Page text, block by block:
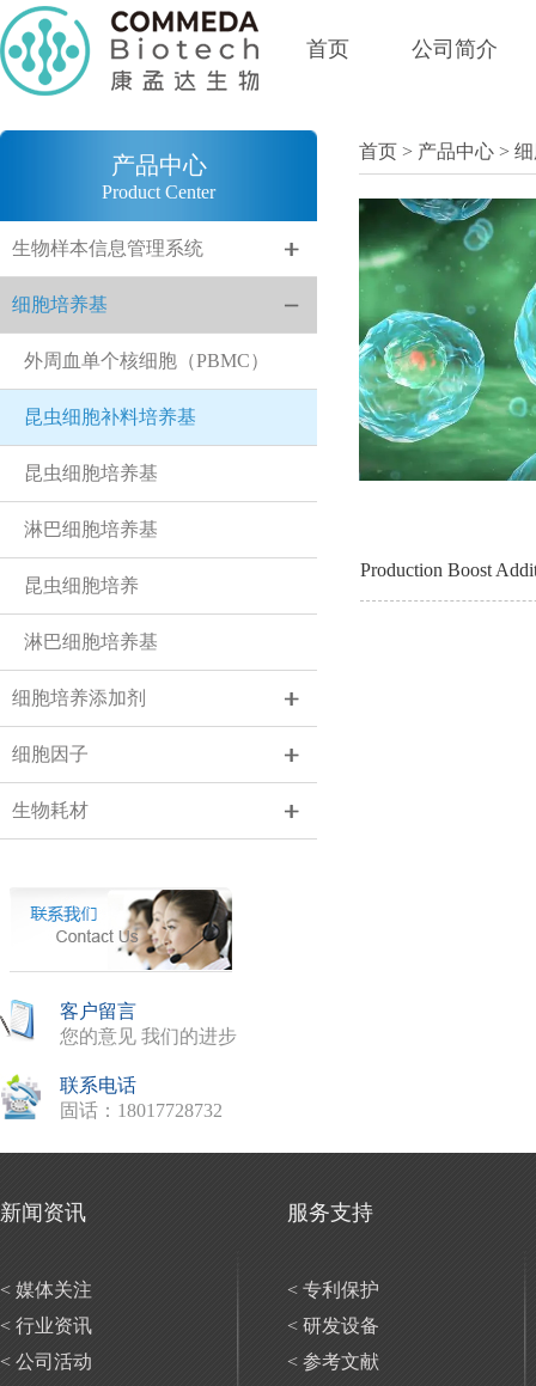
首页 公司简介
产品中心
Product Center
生物样本信息管理系统
细胞培养基
外周血单个核细胞（PBMC）
昆虫细胞补料培养基
昆虫细胞培养基
淋巴细胞培养基
昆虫细胞培养
淋巴细胞培养基
细胞培养添加剂
细胞因子
生物耗材
客户留言
您的意见 我们的进步
联系电话
固话：18017728732
首页 > 产品中心 >
Production Boost
新闻资讯
< 媒体关注
< 行业资讯
< 公司活动
服务支持
< 专利保护
< 研发设备
< 参考文献